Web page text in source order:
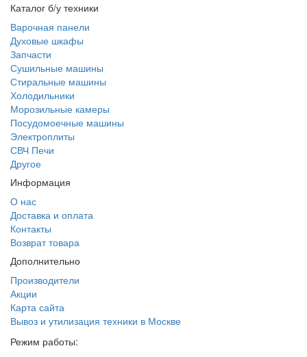
Каталог б/у техники
Варочная панели
Духовые шкафы
Запчасти
Сушильные машины
Стиральные машины
Холодильники
Морозильные камеры
Посудомоечные машины
Электроплиты
СВЧ Печи
Другое
Информация
О нас
Доставка и оплата
Контакты
Возврат товара
Дополнительно
Производители
Акции
Карта сайта
Вывоз и утилизация техники в Москве
Режим работы: